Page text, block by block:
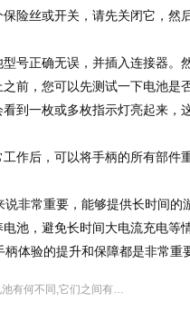
丝或开关，请先关闭它，然后
正确无误，并插入连接器。然
，您可以先测试一下电池是
到一枚或多枚指示灯亮起来，
后，可以将手柄的所有部件
常重要，能够提供长时间的
池，避免长时间大电流充电等
体验的提升和保障都是非常重
镍氢电池和锂电池有何不同,它们之间有何优劣势?